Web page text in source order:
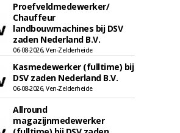
Proefveldmedewerker/
Chauffeur
landbouwmachines bij DSV
zaden Nederland B.V.
06-08-2026, Ven-Zelderheide
Kasmedewerker (fulltime) bij
DSV zaden Nederland B.V.
06-08-2026, Ven-Zelderheide
Allround
magazijnmedewerker